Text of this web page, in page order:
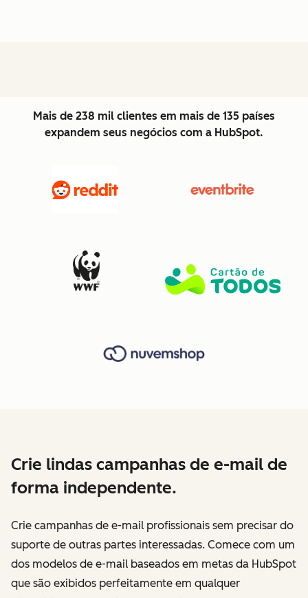
Mais de 238 mil clientes em mais de 135 países
expandem seus negócios com a HubSpot.
Crie lindas campanhas de e-mail de
forma independente.
Crie campanhas de e-mail profissionais sem precisar do
suporte de outras partes interessadas. Comece com um
dos modelos de e-mail baseados em metas da HubSpot
que são exibidos perfeitamente em qualquer